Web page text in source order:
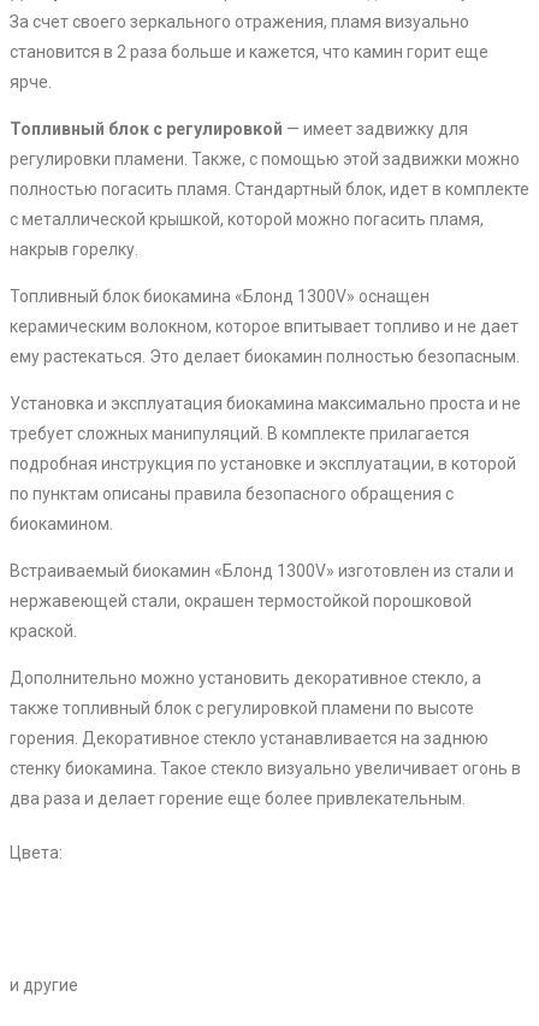
За счет своего зеркального отражения, пламя визуально
становится в 2 раза больше и кажется, что камин горит еще
ярче.
Топливный блок с регулировкой — имеет задвижку для
регулировки пламени. Также, с помощью этой задвижки можно
полностью погасить пламя. Стандартный блок, идет в комплекте
с металлической крышкой, которой можно погасить пламя,
накрыв горелку.
Топливный блок биокамина «Блонд 1300V» оснащен
керамическим волокном, которое впитывает топливо и не дает
ему растекаться. Это делает биокамин полностью безопасным.
Установка и эксплуатация биокамина максимально проста и не
требует сложных манипуляций. В комплекте прилагается
подробная инструкция по установке и эксплуатации, в которой
по пунктам описаны правила безопасного обращения с
биокамином.
Встраиваемый биокамин «Блонд 1300V» изготовлен из стали и
нержавеющей стали, окрашен термостойкой порошковой
краской.
Дополнительно можно установить декоративное стекло, а
также топливный блок с регулировкой пламени по высоте
горения. Декоративное стекло устанавливается на заднюю
стенку биокамина. Такое стекло визуально увеличивает огонь в
два раза и делает горение еще более привлекательным.
Цвета:
и другие